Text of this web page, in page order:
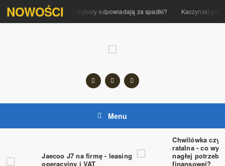
NOWOŚCI
Polityka na giełdzie. Czy wybory odpowiadają za spadki? Kaczyński
Menu
Jaecoo J7 na firmę - leasing
operacyjny i VAT
Chwilówka czy
ratalna - co
nagłej potrzebie
finansowej?